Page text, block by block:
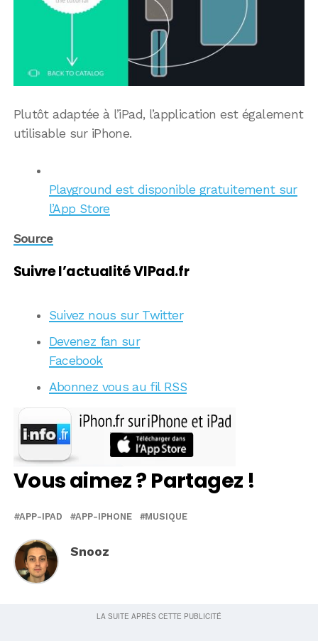
Plutôt adaptée à l’iPad, l’application est également
utilisable sur iPhone.
Playground est disponible gratuitement sur
l’App Store
Source
Suivre l’actualité VIPad.fr
Suivez nous sur Twitter
Devenez fan sur
Facebook
Abonnez vous au fil RSS
Vous aimez ? Partagez !
APP-IPAD APP-IPHONE MUSIQUE
Snooz